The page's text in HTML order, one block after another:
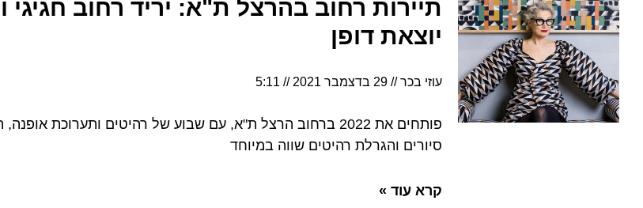
תיירות רחוב בהרצל ת"א: יריד רחוב חגיגי
יוצאת דופן
עוזי בכר 29 בדצמבר 2021 5:11
פותחים את 2022 ברחוב הרצל ת"א, עם שבוע של רהיטים ותערוכת אופנה,
סיורים והגרלת רהיטים שווה במיוחד
קרא עוד »